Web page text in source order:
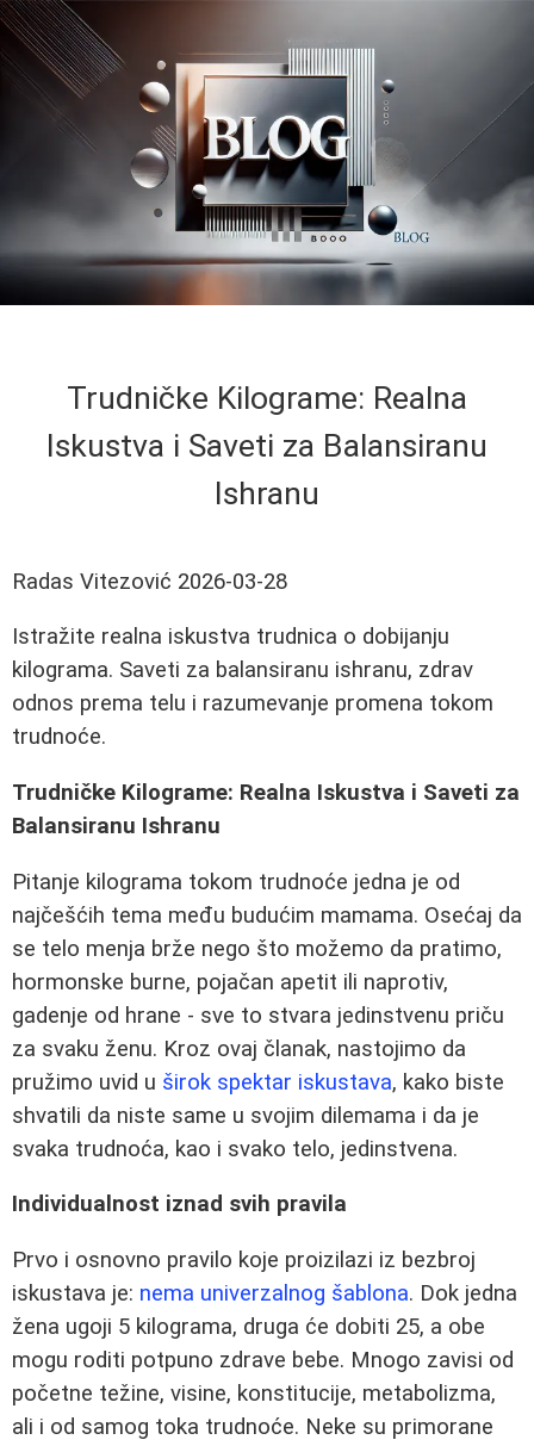
Trudničke Kilograme: Realna
Iskustva i Saveti za Balansiranu
Ishranu
Radas Vitezović 2026-03-28
Istražite realna iskustva trudnica o dobijanju
kilograma. Saveti za balansiranu ishranu, zdrav
odnos prema telu i razumevanje promena tokom
trudnoće.
Trudničke Kilograme: Realna Iskustva i Saveti za
Balansiranu Ishranu
Pitanje kilograma tokom trudnoće jedna je od
najčešćih tema među budućim mamama. Osećaj da
se telo menja brže nego što možemo da pratimo,
hormonske burne, pojačan apetit ili naprotiv,
gadenje od hrane - sve to stvara jedinstvenu priču
za svaku ženu. Kroz ovaj članak, nastojimo da
pružimo uvid u širok spektar iskustava, kako biste
shvatili da niste same u svojim dilemama i da je
svaka trudnoća, kao i svako telo, jedinstvena.
Individualnost iznad svih pravila
Prvo i osnovno pravilo koje proizilazi iz bezbroj
iskustava je: nema univerzalnog šablona. Dok jedna
žena ugoji 5 kilograma, druga će dobiti 25, a obe
mogu roditi potpuno zdrave bebe. Mnogo zavisi od
početne težine, visine, konstitucije, metabolizma,
ali i od samog toka trudnoće. Neke su primorane